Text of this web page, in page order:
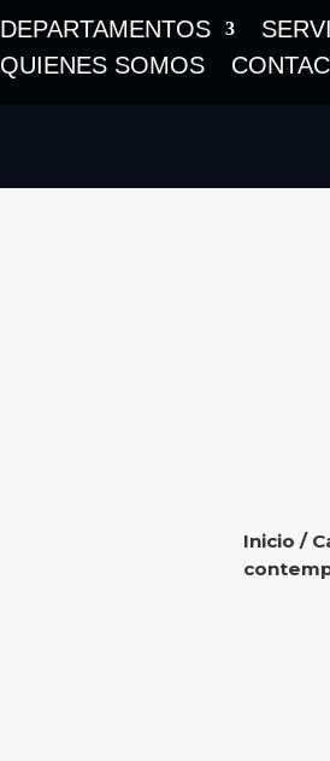
DEPARTAMENTOS
QUIENES SOMOS
Inicio /